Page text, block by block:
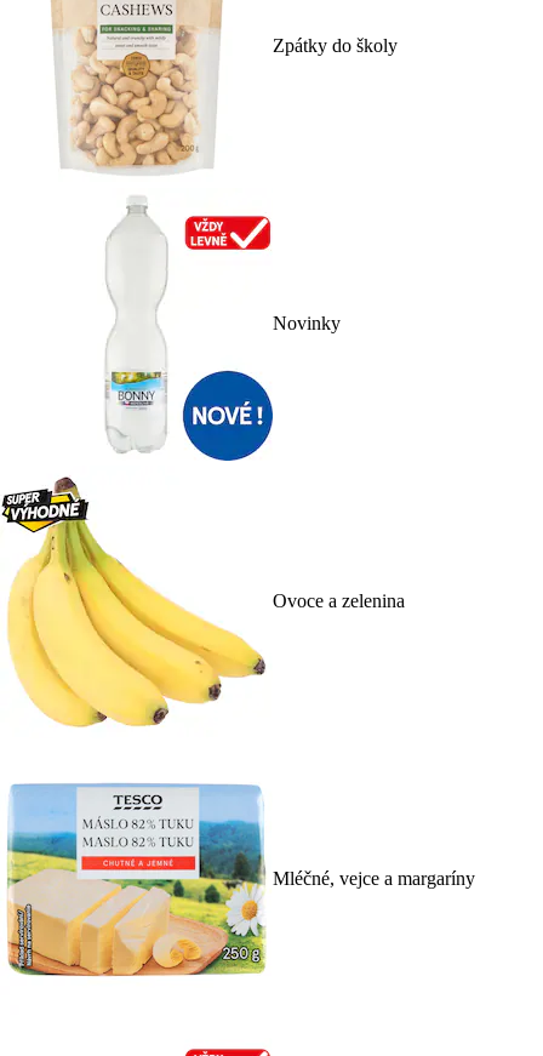
Zpátky do školy
Novinky
Ovoce a zelenina
Mléčné, vejce a margaríny